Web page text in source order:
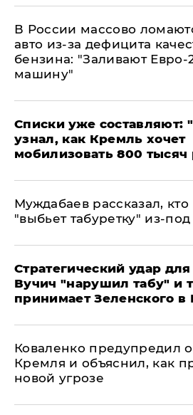
В России массово
авто из-за дефицита
бензина: "Заливают Евро-
машину"
Списки уже
узнал, как Кремль хочет
мобилизовать 800 тысяч
Муждабаев рассказал, кто
"выбьет табуретку" из-
Стратегический удар
Вучич "нарушил табу" и
принимает Зеленского в
Коваленко предупредил
Кремля и объяснил, как
новой угрозе